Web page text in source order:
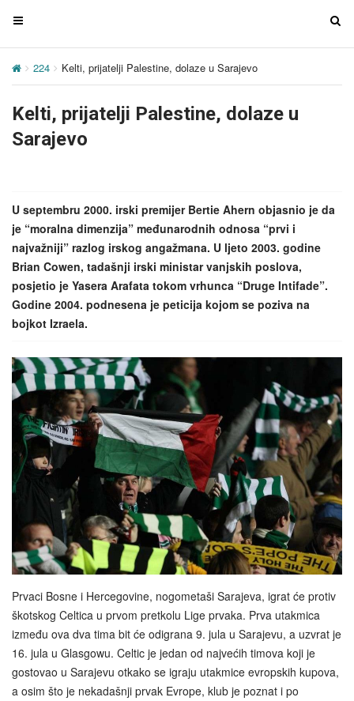
T
g
e
n
g
a
t
i
o
n
T
g
224 Kelti, prijatelji Palestine, dolaze u Sarajevo
Kelti, prijatelji Palestine, dolaze u
Sarajevo
U septembru 2000. irski premijer Bertie Ahern objasnio je da
je “moralna dimenzija” međunarodnih odnosa “prvi i
najvažniji” razlog irskog angažmana. U ljeto 2003. godine
Brian Cowen, tadašnji irski ministar vanjskih poslova,
posjetio je Yasera Arafata tokom vrhunca “Druge Intifade”.
Godine 2004. podnesena je peticija kojom se poziva na
bojkot Izraela.
Prvaci Bosne i Hercegovine, nogometaši Sarajeva, igrat će protiv
škotskog Celtica u prvom pretkolu Lige prvaka. Prva utakmica
između ova dva tima bit će odigrana 9. jula u Sarajevu, a uzvrat je
16. jula u Glasgowu. Celtic je jedan od najvećih timova koji je
gostovao u Sarajevu otkako se igraju utakmice evropskih kupova,
a osim što je nekadašnji prvak Evrope, klub je poznat i po